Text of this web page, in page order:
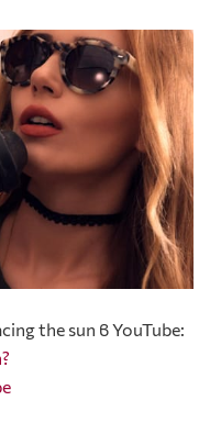
the sun в YouTube: